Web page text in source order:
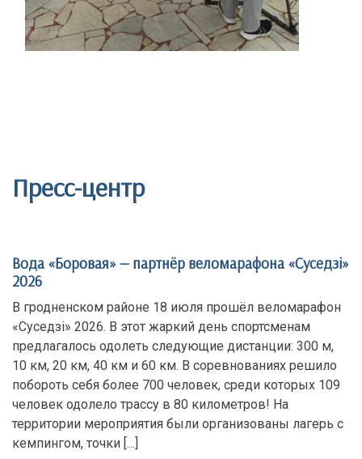
Пресс-центр
Вода «Боровая» — партнёр веломарафона «Суседзi»
2026
В гродненском районе 18 июля прошёл веломарафон
«Суседзi» 2026. В этот жаркий день спортсменам
предлагалось одолеть следующие дистанции: 300 м,
10 км, 20 км, 40 км и 60 км. В соревнованиях решило
побороть себя более 700 человек, среди которых 109
человек одолело трассу в 80 километров! На
территории мероприятия были организованы лагерь с
кемпингом, точки […]